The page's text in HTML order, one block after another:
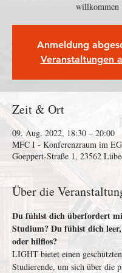
willkommen
Anmeldung
Veranstaltungen
Zeit & Ort
09. Aug. 2022, 18:30 – 20:00
MFC I - Konferenzraum im
Goeppert-Straße 1, 23562
Über die
Du fühlst dich überfordert
Studium? Du fühlst dich
oder hilflos?
LIGHT bietet einen
Studierende, um sich über die